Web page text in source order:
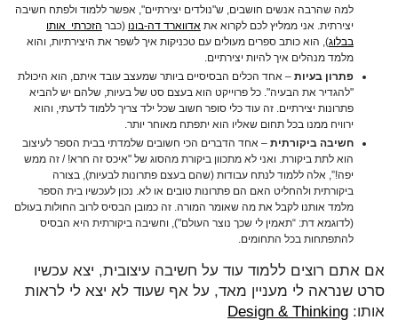
למה שהרבה אנשים חושבים, ש"נולדים יצירתיים", אפשר ללמוד ולפתח חשיבה
יצירתית. אני ממליץ לכם לקרוא את אדווארד דה-בונו (כבר הזכרתי אותו
בבלוג), הוא כותב ספרים מעולים עם טכניקות איך לשפר את היצירתיות, והוא
מלמד מנהלים איך להיות יצירתיים.
פתרון בעיות – אחד הכלים הבסיסיים ביותר שמעצב עובד איתם, הוא היכולת
"להגדיר את הבעיה". כל פרוייקט הוא בעצם סט של בעיות, שלהם יש להביא
פתרונות יצירתיים. זה עוד כלי סופר חשוב שכל ילד צריך ללמוד לדעתי, והוא
ירוויח ממנו בכל תחום שאליו הוא יתפתח מאוחר יותר.
חשיבה ביקורתית – אחד הדברים הכי חשובים שלמדתי בבית הספר לעיצוב
הוא לתת ביקורת. ואני לא מתכוון ביקורת מהסוג של "איכס זה חרא! / זה ממש
יפה!”, אלה ללמוד לנתח עבודות (שהם בעצם פתרונות לבעיות), בצורה
ביקורתית ולהחליט האם הם פתרונות טובים או לא. נכון לעכשיו בית הספר
מלמד אותנו לקבל את מה שאומר המורה. זה כמובן הבסיס לרוב החולות בעולם
(לדוגמא דת: “תאמין לי שכך נוצר העולם"), וחשיבה ביקורתית היא הבסיס
להתפתחות בכל התחומים.
אם אתם רוצים ללמוד עוד על חשיבה עיצובית, יצא עכשיו
סרט שנראה לי מעניין מאד, על אף שעוד לא יצא לי לראות
אותו: Design & Thinking